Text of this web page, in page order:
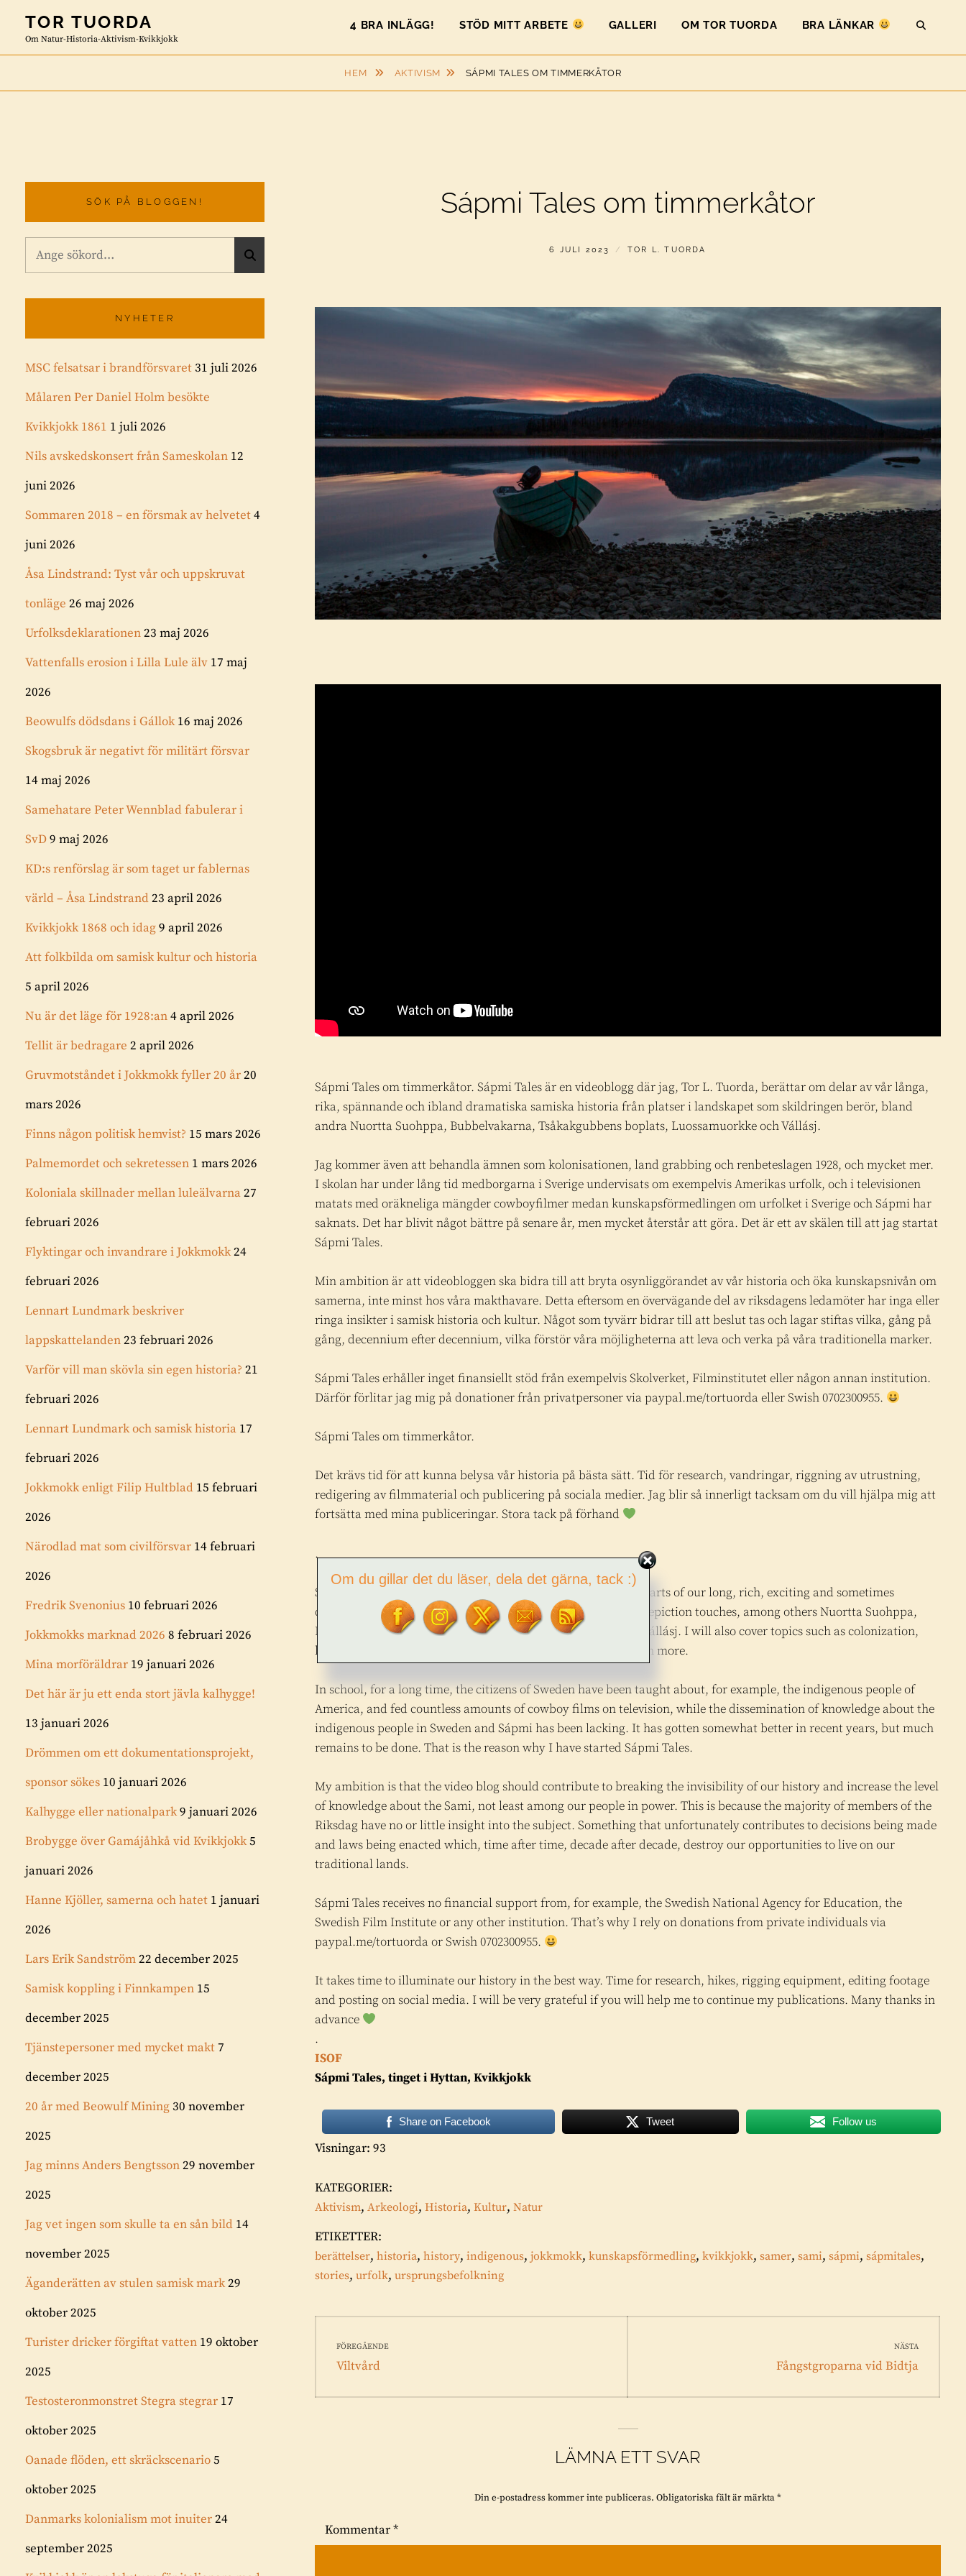
content
TOR TUORDA
Om Natur-Historia-Aktivism-Kvikkjokk
4 BRA INLÄGG! STÖD MITT ARBETE GALLERI OM TOR TUORDA BRA LÄNKAR
HEM AKTIVISM SÁPMI TALES OM TIMMERKÅTOR
Sápmi Tales om timmerkåtor
PUBLICERAT
6 JULI 2023 AV
TOR L. TUORDA
Sápmi Tales om timmerkåtor. Sápmi Tales är en videoblogg där jag, Tor L. Tuorda, berättar om delar av vår långa,
rika, spännande och ibland dramatiska samiska historia från platser i landskapet som skildringen berör, bland
andra Nuortta Suohppa, Bubbelvakarna, Tsåkakgubbens boplats, Luossamuorkke och Vállásj.
Jag kommer även att behandla ämnen som kolonisationen, land grabbing och renbeteslagen 1928, och mycket mer.
I skolan har under lång tid medborgarna i Sverige undervisats om exempelvis Amerikas urfolk, och i televisionen
matats med oräkneliga mängder cowboyfilmer medan kunskapsförmedlingen om urfolket i Sverige och Sápmi har
saknats. Det har blivit något bättre på senare år, men mycket återstår att göra. Det är ett av skälen till att jag startat
Sápmi Tales.
Min ambition är att videobloggen ska bidra till att bryta osynliggörandet av vår historia och öka kunskapsnivån om
samerna, inte minst hos våra makthavare. Detta eftersom en övervägande del av riksdagens ledamöter har inga eller
ringa insikter i samisk historia och kultur. Något som tyvärr bidrar till att beslut tas och lagar stiftas vilka, gång på
gång, decennium efter decennium, vilka förstör våra möjligheterna att leva och verka på våra traditionella marker.
Sápmi Tales erhåller inget finansiellt stöd från exempelvis Skolverket, Filminstitutet eller någon annan institution.
Därför förlitar jag mig på donationer från privatpersoner via paypal.me/tortuorda eller Swish 0702300955.
Sápmi Tales om timmerkåtor.
Det krävs tid för att kunna belysa vår historia på bästa sätt. Tid för research, vandringar, riggning av utrustning,
redigering av filmmaterial och publicering på sociala medier. Jag blir så innerligt tacksam om du vill hjälpa mig att
fortsätta med mina publiceringar. Stora tack på förhand
.
Sápmi Tales is a video blog where I, Tor L. Tuorda, tell about parts of our long, rich, exciting and sometimes
dramatic Sami history from places in the landscape that the depiction touches, among others Nuortta Suohppa,
Bubbelvakarna, Tsåkakgubben’s abode, Luossamuorkke and Vállásj. I will also cover topics such as colonization,
land grabbing and the Reindeer Grazing Act of 1928, and much more.
In school, for a long time, the citizens of Sweden have been taught about, for example, the indigenous people of
America, and fed countless amounts of cowboy films on television, while the dissemination of knowledge about the
indigenous people in Sweden and Sápmi has been lacking. It has gotten somewhat better in recent years, but much
remains to be done. That is the reason why I have started Sápmi Tales.
My ambition is that the video blog should contribute to breaking the invisibility of our history and increase the level
of knowledge about the Sami, not least among our people in power. This is because the majority of members of the
Riksdag have no or little insight into the subject. Something that unfortunately contributes to decisions being made
and laws being enacted which, time after time, decade after decade, destroy our opportunities to live on our
traditional lands.
Sápmi Tales receives no financial support from, for example, the Swedish National Agency for Education, the
Swedish Film Institute or any other institution. That’s why I rely on donations from private individuals via
paypal.me/tortuorda or Swish 0702300955.
It takes time to illuminate our history in the best way. Time for research, hikes, rigging equipment, editing footage
and posting on social media. I will be very grateful if you will help me to continue my publications. Many thanks in
advance
.
ISOF
Sápmi Tales, tinget i Hyttan, Kvikkjokk
Share on Facebook Tweet Follow us
Visningar: 93
KATEGORIER:
Aktivism,Arkeologi,Historia,Kultur,Natur
ETIKETTER:
berättelser,historia,history,indigenous,jokkmokk,kunskapsförmedling,kvikkjokk,samer,sami,sápmi,sápmitales,
stories,urfolk,ursprungsbefolkning
Inläggsnavigering
FÖREGÅENDE
Föregående
Viltvård
NÄSTA
Nästa
Fångstgroparna vid Bidtja
LÄMNA ETT SVAR
Din e-postadress kommer inte publiceras. Obligatoriska fält är märkta*
Kommentar*
SÖK PÅ BLOGGEN!
efter:
NYHETER
MSC felsatsar i brandförsvaret 31 juli 2026
Målaren Per Daniel Holm besökte
Kvikkjokk 1861 1 juli 2026
Nils avskedskonsert från Sameskolan 12
juni 2026
Sommaren 2018 – en försmak av helvetet4
juni 2026
Åsa Lindstrand: Tyst vår och uppskruvat
tonläge 26 maj 2026
Urfolksdeklarationen23 maj 2026
Vattenfalls erosion i Lilla Lule älv 17 maj
2026
Beowulfs dödsdans i Gállok 16 maj 2026
Skogsbruk är negativt för militärt försvar
14 maj 2026
Samehatare Peter Wennblad fabulerar i
SvD9 maj 2026
KD:s renförslag är som taget ur fablernas
värld – Åsa Lindstrand23 april 2026
Kvikkjokk 1868 och idag9 april 2026
Att folkbilda om samisk kultur och historia
5 april 2026
Nu är det läge för 1928:an4 april 2026
Tellit är bedragare 2 april 2026
Gruvmotståndet i Jokkmokk fyller 20 år20
mars 2026
Finns någon politisk hemvist? 15 mars 2026
Palmemordet och sekretessen 1 mars 2026
Koloniala skillnader mellan luleälvarna27
februari 2026
Flyktingar och invandrare i Jokkmokk24
februari 2026
Lennart Lundmark beskriver
lappskattelanden23 februari 2026
Varför vill man skövla sin egen historia? 21
februari 2026
Lennart Lundmark och samisk historia 17
februari 2026
Jokkmokk enligt Filip Hultblad 15 februari
2026
Närodlad mat som civilförsvar 14 februari
2026
Fredrik Svenonius 10 februari 2026
Jokkmokks marknad 2026 8 februari 2026
Mina morföräldrar 19 januari 2026
Det här är ju ett enda stort jävla kalhygge!
13 januari 2026
Drömmen om ett dokumentationsprojekt,
sponsor sökes 10 januari 2026
Kalhygge eller nationalpark9 januari 2026
Brobygge över Gamájåhkå vid Kvikkjokk5
januari 2026
Hanne Kjöller, samerna och hatet 1 januari
2026
Lars Erik Sandström22 december 2025
Samisk koppling i Finnkampen 15
december 2025
Tjänstepersoner med mycket makt7
december 2025
20 år med Beowulf Mining 30 november
2025
Jag minns Anders Bengtsson29 november
2025
Jag vet ingen som skulle ta en sån bild 14
november 2025
Äganderätten av stulen samisk mark29
oktober 2025
Turister dricker förgiftat vatten 19 oktober
2025
Testosteronmonstret Stegra stegrar 17
oktober 2025
Oanade flöden, ett skräckscenario5
oktober 2025
Danmarks kolonialism mot inuiter24
september 2025
Om du gillar det du läser, dela det gärna, tack :)